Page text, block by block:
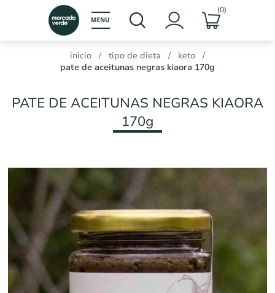
(0)
inicio / tipo de dieta / keto
/
pate de aceitunas negras kiaora 170g
PATE DE ACEITUNAS NEGRAS KIAORA
170g